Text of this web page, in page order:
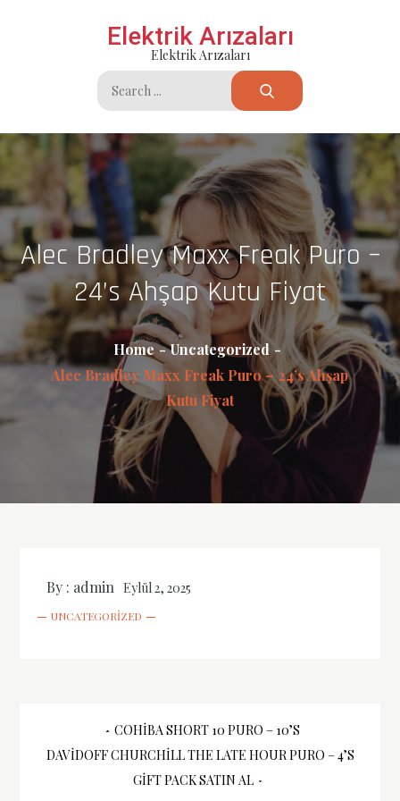
Elektrik Arızaları
Elektrik Arızaları
Search
for:
Alec Bradley Maxx Freak Puro –
24’s Ahşap Kutu Fiyat
Home
Uncategorized
Alec Bradley Maxx Freak Puro – 24’s Ahşap
Kutu Fiyat
By : admin Eylül 2, 2025
UNCATEGORIZED
Yazı
gezinmesi
COHIBA SHORT 10 PURO – 10’S
DAVIDOFF CHURCHILL THE LATE HOUR PURO – 4’S
GIFT PACK SATIN AL